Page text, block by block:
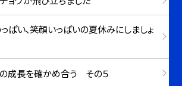
ぱい、笑顔いっぱいの夏休みにしましょ
成長を確かめ合う その５